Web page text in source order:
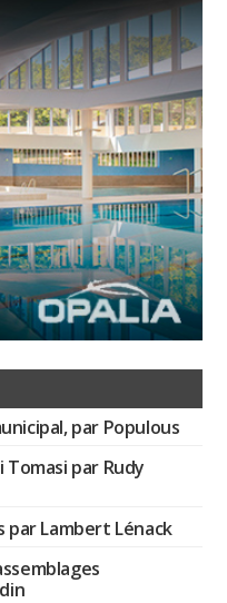
par Populous
par Rudy
par Lambert Lénack